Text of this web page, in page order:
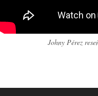
Johny Pérez